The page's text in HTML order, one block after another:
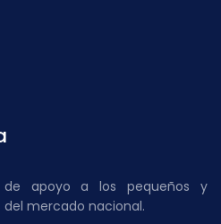
de apoyo a los pequeños y
mercado nacional.